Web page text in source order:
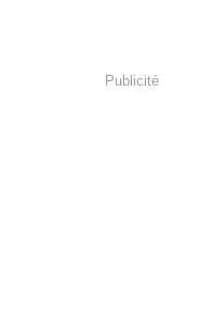
Publicité